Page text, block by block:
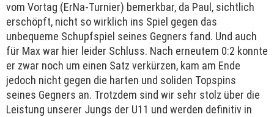
vom Vortag (ErNa-Turnier) bemerkbar, da Paul, sichtlich
erschöpft, nicht so wirklich ins Spiel gegen das
unbequeme Schupfspiel seines Gegners fand. Und auch
für Max war hier leider Schluss. Nach erneutem 0:2 konnte
er zwar noch um einen Satz verkürzen, kam am Ende
jedoch nicht gegen die harten und soliden Topspins
seines Gegners an. Trotzdem sind wir sehr stolz über die
Leistung unserer Jungs der U11 und werden definitiv in